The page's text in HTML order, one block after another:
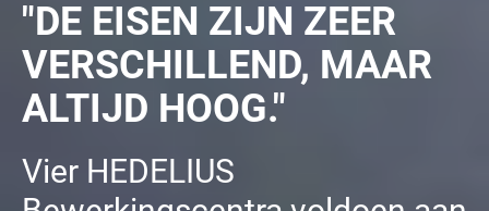
"DE EISEN ZIJN ZEER
VERSCHILLEND, MAAR
ALTIJD HOOG."
Vier HEDELIUS